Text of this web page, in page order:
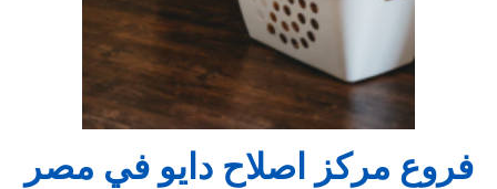
فروع مركز اصلاح دايو في مصر